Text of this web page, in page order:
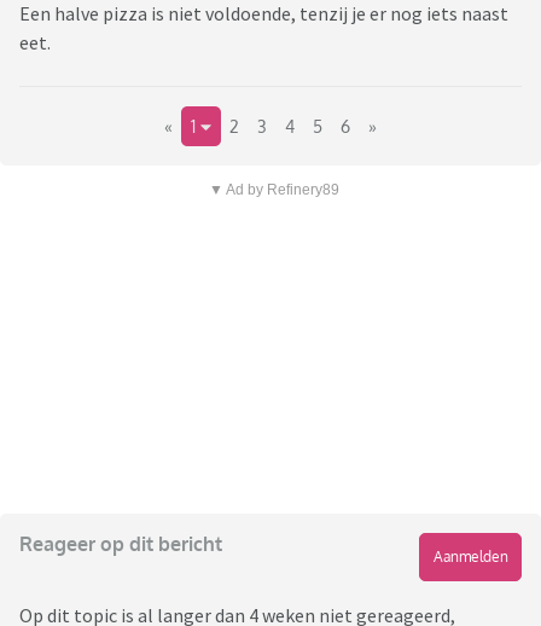
Een halve pizza is niet voldoende, tenzij je er nog iets naast
eet.
« 1 2 3 4 5 6 »
▼ Ad by Refinery89
Reageer op dit bericht
Aanmelden
Op dit topic is al langer dan 4 weken niet gereageerd,